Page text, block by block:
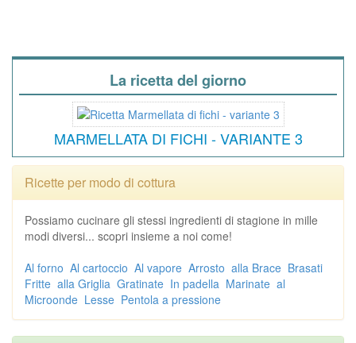
La ricetta del giorno
MARMELLATA DI FICHI - VARIANTE 3
Ricette per modo di cottura
Possiamo cucinare gli stessi ingredienti di stagione in mille
modi diversi... scopri insieme a noi come!
Al forno Al cartoccio Al vapore Arrosto alla Brace Brasati
Fritte alla Griglia Gratinate In padella Marinate al
Microonde Lesse Pentola a pressione